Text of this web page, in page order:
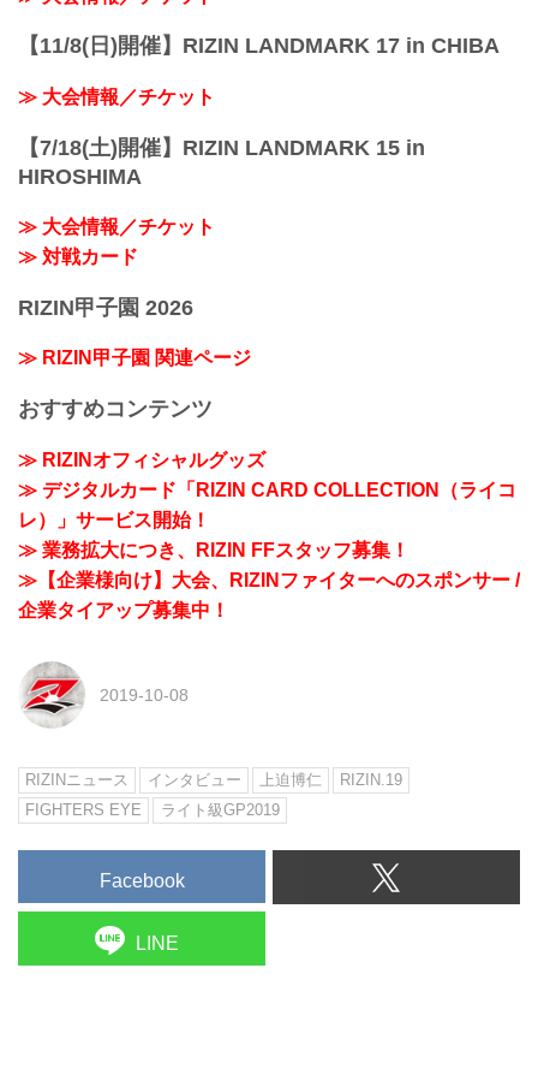
【11/8(日)開催】RIZIN LANDMARK 17 in CHIBA
≫ 大会情報／チケット
【7/18(土)開催】RIZIN LANDMARK 15 in
HIROSHIMA
≫ 大会情報／チケット
≫ 対戦カード
RIZIN甲子園 2026
≫ RIZIN甲子園 関連ページ
おすすめコンテンツ
≫ RIZINオフィシャルグッズ
≫ デジタルカード「RIZIN CARD COLLECTION（ライコ
レ）」サービス開始！
≫ 業務拡大につき、RIZIN FFスタッフ募集！
≫【企業様向け】大会、RIZINファイターへのスポンサー /
企業タイアップ募集中！
2019-10-08
RIZINニュース インタビュー 上迫博仁
RIZIN.19
FIGHTERS EYE
ライト級GP2019
Facebook
LINE